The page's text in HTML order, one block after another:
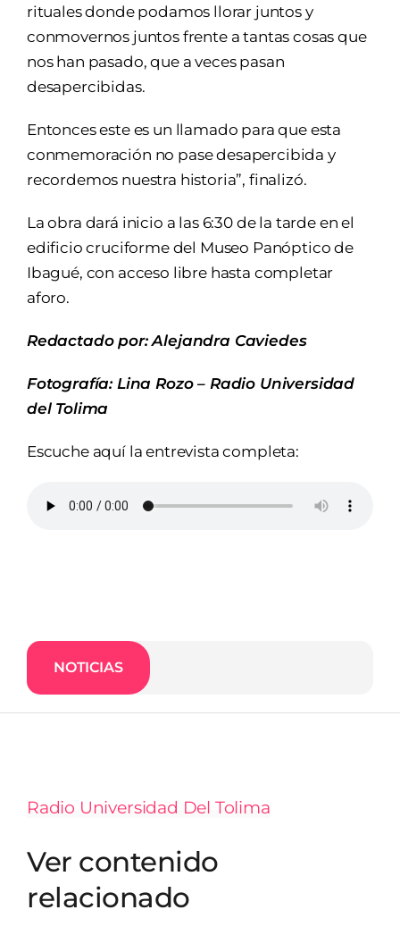
rituales donde podamos llorar juntos y
conmovernos juntos frente a tantas cosas que
nos han pasado, que a veces pasan
desapercibidas.
Entonces este es un llamado para que esta
conmemoración no pase desapercibida y
recordemos nuestra historia”, finalizó.
La obra dará inicio a las 6:30 de la tarde en el
edificio cruciforme del Museo Panóptico de
Ibagué, con acceso libre hasta completar
aforo.
Redactado por: Alejandra Caviedes
Fotografía: Lina Rozo– Radio Universidad
del Tolima
Escuche aquí la entrevista completa:
NOTICIAS
Radio Universidad Del Tolima
Ver contenido
relacionado